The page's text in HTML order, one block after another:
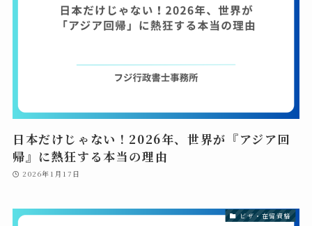
日本だけじゃない！2026年、世界が『アジア回
帰』に熱狂する本当の理由
2026年1月17日
ビザ・在留資格